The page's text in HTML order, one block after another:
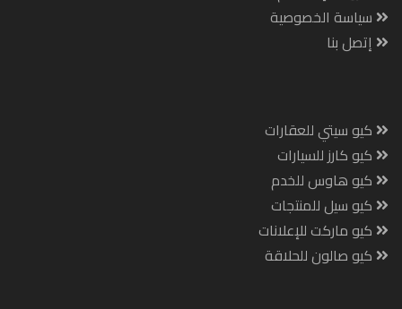
سياسة الخصوصية
إتصل بنا
كيو سيتي للعقارات
كيو كارز للسيارات
كيو هاوس للخدم
كيو سيل للمنتجات
كيو ماركت للإعلانات
كيو صالون للحلاقة